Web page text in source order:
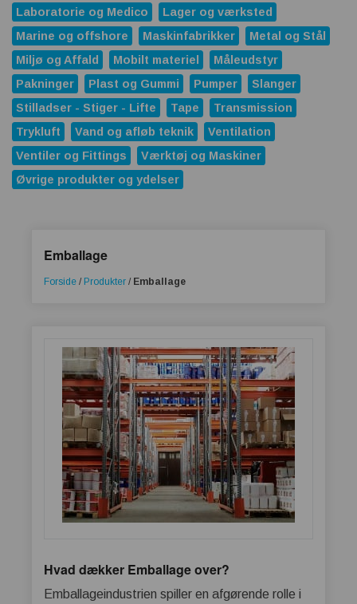
Laboratorie og Medico
Lager og værksted
Marine og offshore
Maskinfabrikker
Metal og Stål
Miljø og Affald
Mobilt materiel
Måleudstyr
Pakninger
Plast og Gummi Pumper
Slanger
Stilladser - Stiger - Lifte
Tape
Transmission
Trykluft
Vand og afløb teknik
Ventilation
Ventiler og Fittings
Værktøj og Maskiner
Øvrige produkter og ydelser
Emballage
Forside / Produkter / Emballage
Hvad dækker Emballage over?
Emballageindustrien spiller en afgørende rolle i